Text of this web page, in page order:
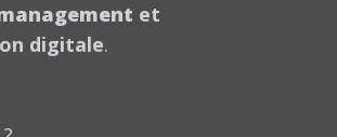
et
digitale.